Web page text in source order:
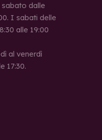
sabato dalle
I sabati delle
alle 19:00
al venerdì
17:30.